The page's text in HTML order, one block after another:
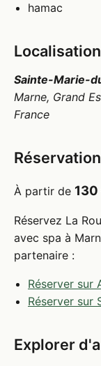
hamac
Localisation
Sainte-Marie-
Marne, Grand
France
Réservation
À partir de
Réservez La
avec spa à
partenaire :
Réserver sur
Réserver sur
Explorer